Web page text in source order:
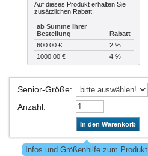
Auf dieses Produkt erhalten Sie
zusätzlichen Rabatt:
ab Summe Ihrer
Bestellung
Rabatt
600.00 €
2 %
1000.00 €
4 %
Senior-Größe:
Anzahl:
In den Warenkorb
Infos und Größenhilfe zum Produkt